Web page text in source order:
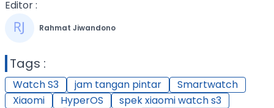
Editor :
Rahmat Jiwandono
Tags :
Watch S3 jam tangan pintar
Smartwatch
Xiaomi
HyperOS
spek xiaomi watch s3